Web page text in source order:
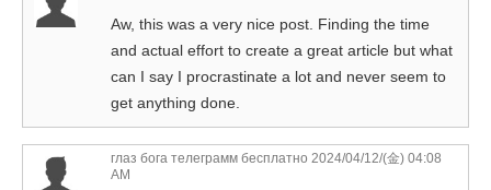
Aw, this was a very nice post. Finding the time
and actual effort to create a great article but what
can I say I procrastinate a lot and never seem to
get anything done.
глаз бога телеграмм бесплатно 2024/04/12/(金) 04:08
AM